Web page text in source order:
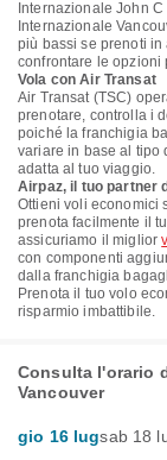
Internazionale John
Internazionale
più bassi se prenoti
confrontare le opzioni
Vola con Air Transat
Air Transat (TSC)
prenotare, controlla i
poiché la franchigia
variare in base al tipo
adatta al tuo viaggio.
Airpaz, il tuo partner
Ottieni voli economici
prenota facilmente il
assicuriamo il miglior
con componenti
dalla franchigia
Prenota il tuo volo
risparmio imbattibile.
Consulta l'orario
Vancouver
gio 16 lugsab 18